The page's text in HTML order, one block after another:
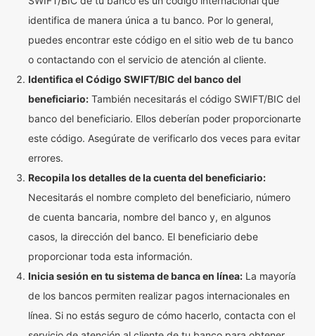
identifica de manera única a tu banco. Por lo general,
puedes encontrar este código en el sitio web de tu banco
o contactando con el servicio de atención al cliente.
Identifica el Código SWIFT/BIC del banco del
beneficiario: También necesitarás el código SWIFT/BIC del
banco del beneficiario. Ellos deberían poder proporcionarte
este código. Asegúrate de verificarlo dos veces para evitar
errores.
Recopila los detalles de la cuenta del beneficiario:
Necesitarás el nombre completo del beneficiario, número
de cuenta bancaria, nombre del banco y, en algunos
casos, la dirección del banco. El beneficiario debe
proporcionar toda esta información.
Inicia sesión en tu sistema de banca en línea: La mayoría
de los bancos permiten realizar pagos internacionales en
línea. Si no estás seguro de cómo hacerlo, contacta con el